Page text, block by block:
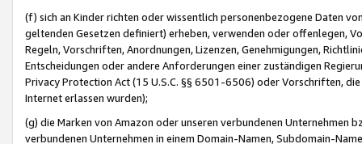
(f) sich an Kinder richten oder wissentlich personenbezogene Daten
geltenden Gesetzen definiert) erheben, verwenden oder offenlegen,
Regeln, Vorschriften, Anordnungen, Lizenzen, Genehmigungen,
Entscheidungen oder andere Anforderungen einer zuständigen
Privacy Protection Act (15 U.S.C. §§ 6501-6506) oder Vorschriften,
Internet erlassen wurden);
(g) die Marken von Amazon oder unseren verbundenen Unternehmen
verbundenen Unternehmen in einem Domain-Namen, Subdomain-